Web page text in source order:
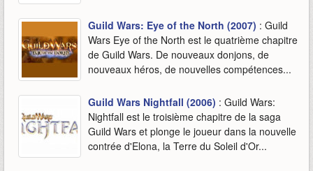
Guild Wars: Eye of the North (2007) : Guild
Wars Eye of the North est le quatrième chapitre
de Guild Wars. De nouveaux donjons, de
nouveaux héros, de nouvelles compétences...
Guild Wars Nightfall (2006) : Guild Wars:
Nightfall est le troisième chapitre de la saga
Guild Wars et plonge le joueur dans la nouvelle
contrée d'Elona, la Terre du Soleil d'Or...